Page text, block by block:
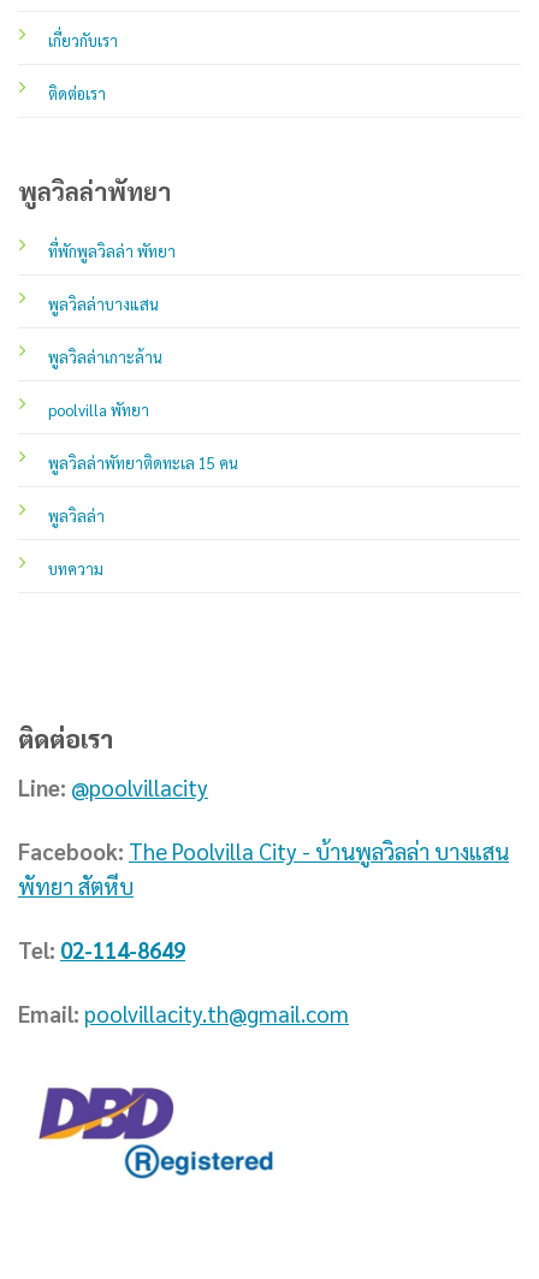
เกี่ยวกับเรา
ติดต่อเรา
พูลวิลล่าพัทยา
ที่พักพูลวิลล่า พัทยา
พูลวิลล่าบางแสน
พูลวิลล่าเกาะล้าน
poolvilla พัทยา
พูลวิลล่าพัทยาติดทะเล 15 คน
พูลวิลล่า
บทความ
ติดต่อเรา
Line: @poolvillacity
Facebook: The Poolvilla City - บ้านพูลวิลล่า บางแสน
พัทยา สัตหีบ
Tel: 02-114-8649
Email: poolvillacity.th@gmail.com